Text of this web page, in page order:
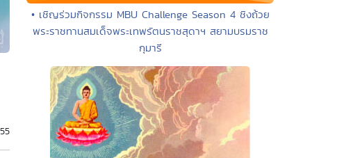
• เชิญร่วมกิจกรรม MBU Challenge Season 4 ชิงถ้วย
พระราชทานสมเด็จพระเทพรัตนราชสุดาฯ สยามบรมราช
กุมารี